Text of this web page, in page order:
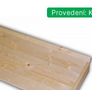
Provedení: